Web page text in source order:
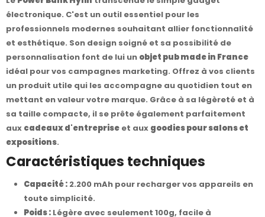
électronique. C'est un outil essentiel pour les
professionnels modernes souhaitant allier fonctionnalité
et esthétique. Son design soigné et sa possibilité de
personnalisation font de lui un objet pub made in France
idéal pour vos campagnes marketing. Offrez à vos clients
un produit utile qui les accompagne au quotidien tout en
mettant en valeur votre marque. Grâce à sa légèreté et à
sa taille compacte, il se prête également parfaitement
aux cadeaux d'entreprise et aux goodies pour salons et
expositions.
Caractéristiques techniques
Capacité : 2.200 mAh pour recharger vos appareils en
toute simplicité.
Poids : Légère avec seulement 100g, facile à